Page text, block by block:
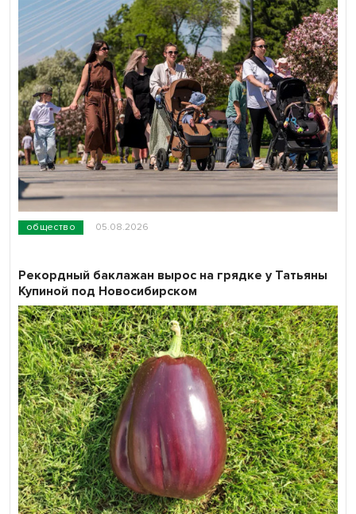
общество 05.08.2026
Рекордный баклажан вырос на грядке у Татьяны
Купиной под Новосибирском